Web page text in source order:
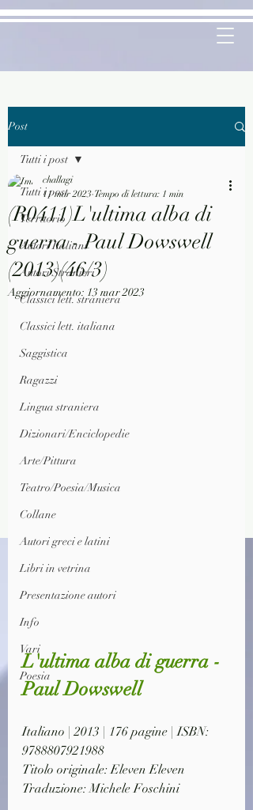
Post
Tutti i post
Territorio
Autori Italiani
Autori Stranieri
Classici lett. straniera
Classici lett. italiana
Saggistica
Ragazzi
Lingua straniera
Dizionari/Enciclopedie
Arte/Pittura
Teatro/Poesia/Musica
Collane
Autori greci e latini
Libri in vetrina
Presentazione autori
Info
Vari
Poesia
Tutti i post
(R0411)L'ultima alba di
guerra - Paul Dowswell
(2013)(46/3)
challagi
11 mar 2023 Tempo di lettura: 1 min
Aggiornamento: 13 mar 2023
L'ultima alba di guerra -
Paul Dowswell
Italiano | 2013 | 176 pagine | ISBN:
9788807921988
Titolo originale: Eleven Eleven
Traduzione: Michele Foschini